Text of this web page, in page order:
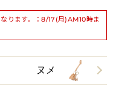
ります。：8/17(月)AM10時ま
ヌメ